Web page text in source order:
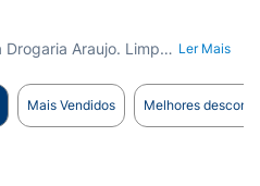
Encontre Buchas de Banho na Drogaria Araujo. Limpeza e esfoliação para a pele. Entrega para todo o Brasil. Ler Mais
Mais Vendidos Melhores